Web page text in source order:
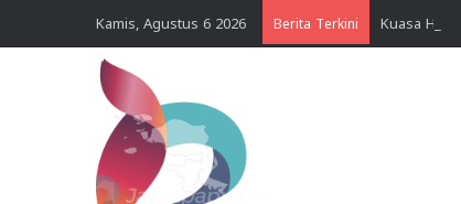
Kamis, Agustus 6 2026 Berita Terkini